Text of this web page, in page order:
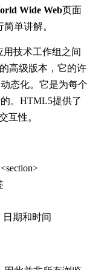
Wide Web页面
单讲解。
用技术工作组之间
高级版本，它的许
态化。它是为每个
。HTML5提供了
互性。
期和时间